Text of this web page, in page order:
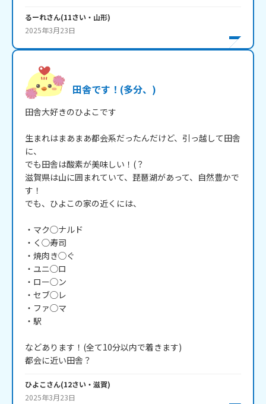
るーれさん(11さい・ 山形)
2025年3月23日
田舎です！(多分、)
田舎大好きのひよこです
生まれはまあまあ都会系だったんだけど、引っ越して田舎
に、
でも田舎は酸素が美味しい！(？
滋賀県は山に囲まれていて、琵琶湖があって、自然豊かで
す！
でも、ひよこの家の近くには、
・マク◯ナルド
・く◯寿司
・焼肉き◯ぐ
・ユニ◯ロ
・ロー◯ン
・セブ◯レ
・ファ◯マ
・駅
などあります！(全て10分以内で着きます)
都会に近い田舎？
ひよこさん(12さい・ 滋賀)
2025年3月23日